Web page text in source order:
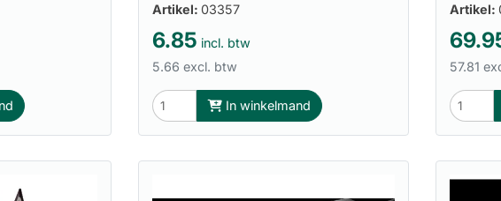
Artikel: 03357
6.85 incl. btw
5.66 excl. btw
In winkelmand
Artikel:
57.81